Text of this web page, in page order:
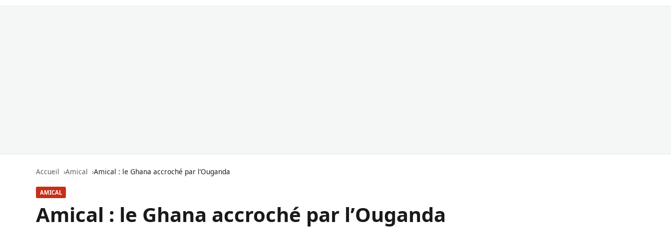
Accueil Amical Amical : le Ghana accroché par l’Ouganda
AMICAL
Amical : le Ghana accroché par l’Ouganda